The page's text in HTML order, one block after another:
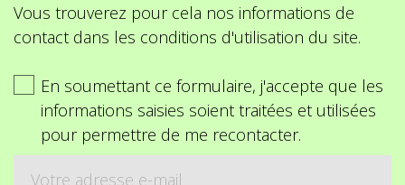
Vous trouverez pour cela nos informations de
contact dans les conditions d'utilisation du site.
En soumettant ce formulaire, j'accepte que les
informations saisies soient traitées et utilisées
pour permettre de me recontacter.